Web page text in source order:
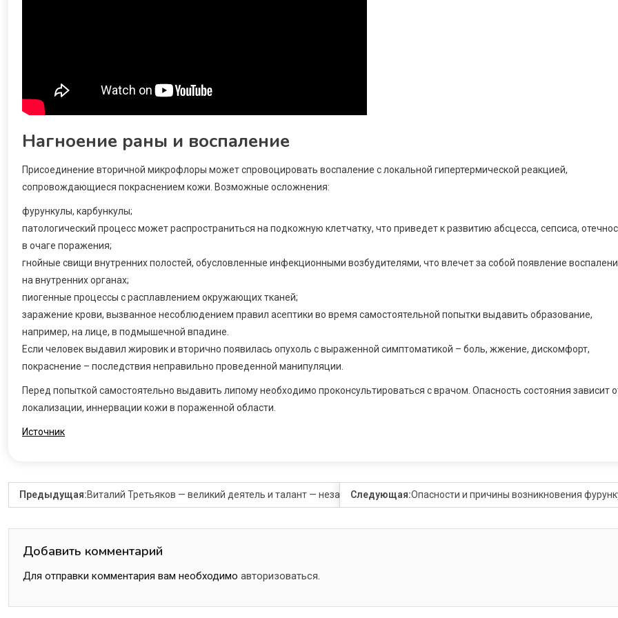
Нагноение раны и воспаление
Присоединение вторичной микрофлоры может спровоцировать воспаление с локальной гипертермической реакцией,
сопровождающиеся покраснением кожи. Возможные осложнения:
фурункулы, карбункулы;
патологический процесс может распространиться на подкожную клетчатку, что приведет к развитию абсцесса, сепсиса,
в очаге поражения;
гнойные свищи внутренних полостей, обусловленные инфекционными возбудителями, что влечет за собой появление
на внутренних органах;
пиогенные процессы с расплавлением окружающих тканей;
заражение крови, вызванное несоблюдением правил асептики во время самостоятельной попытки выдавить образование,
например, на лице, в подмышечной впадине.
Если человек выдавил жировик и вторично появилась опухоль с выраженной симптоматикой – боль, жжение, дискомфорт,
покраснение – последствия неправильно проведенной манипуляции.
Перед попыткой самостоятельно выдавить липому необходимо проконсультироваться с врачом. Опасность состояния зависит
локализации, иннервации кожи в пораженной области.
Источник
Предыдущая:Виталий Третьяков — великий деятель и талант — незавидная биография, громкие достижения и таинственная
Следующая:Опасности и причины возникновения
Добавить комментарий
Для отправки комментария вам необходимо авторизоваться.